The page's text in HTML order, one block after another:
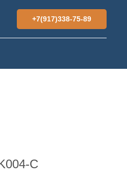
+7(917)338-75-89
С